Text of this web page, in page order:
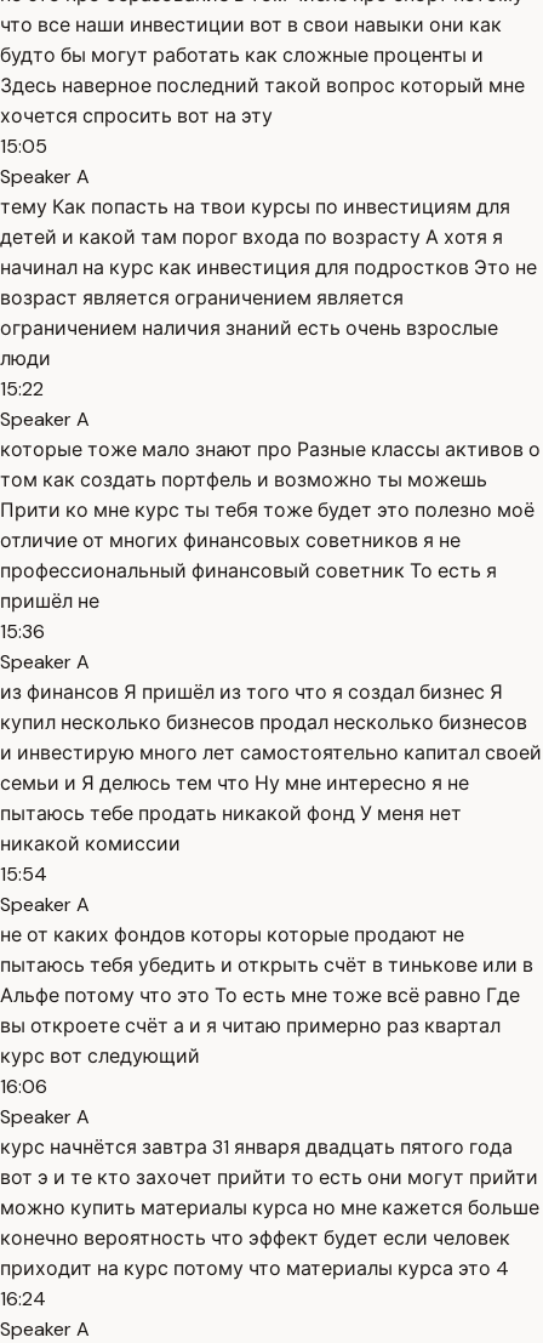
что все наши инвестиции вот в свои навыки они как
будто бы могут работать как сложные проценты и
Здесь наверное последний такой вопрос который мне
хочется спросить вот на эту
15:05
Speaker A
тему Как попасть на твои курсы по инвестициям для
детей и какой там порог входа по возрасту А хотя я
начинал на курс как инвестиция для подростков Это не
возраст является ограничением является
ограничением наличия знаний есть очень взрослые
люди
15:22
Speaker A
которые тоже мало знают про Разные классы активов о
том как создать портфель и возможно ты можешь
Прити ко мне курс ты тебя тоже будет это полезно моё
отличие от многих финансовых советников я не
профессиональный финансовый советник То есть я
пришёл не
15:36
Speaker A
из финансов Я пришёл из того что я создал бизнес Я
купил несколько бизнесов продал несколько бизнесов
и инвестирую много лет самостоятельно капитал своей
семьи и Я делюсь тем что Ну мне интересно я не
пытаюсь тебе продать никакой фонд У меня нет
никакой комиссии
15:54
Speaker A
не от каких фондов которы которые продают не
пытаюсь тебя убедить и открыть счёт в тинькове или в
Альфе потому что это То есть мне тоже всё равно Где
вы откроете счёт а и я читаю примерно раз квартал
курс вот следующий
16:06
Speaker A
курс начнётся завтра 31 января двадцать пятого года
вот э и те кто захочет прийти то есть они могут прийти
можно купить материалы курса но мне кажется больше
конечно вероятность что эффект будет если человек
приходит на курс потому что материалы курса это 4
16:24
Speaker A